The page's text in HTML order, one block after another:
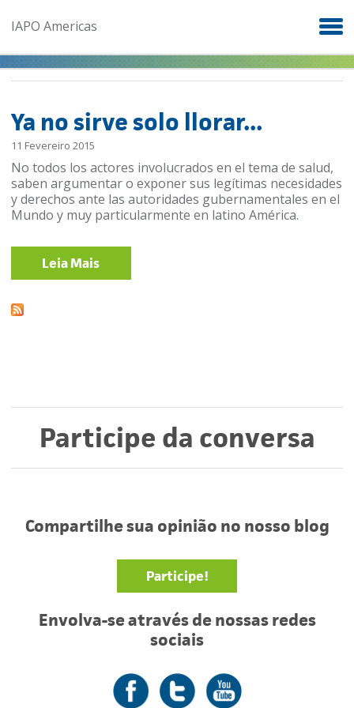
IAPO Americas
Ya no sirve solo llorar...
11 Fevereiro 2015
No todos los actores involucrados en el tema de salud,
saben argumentar o exponer sus legítimas necesidades
y derechos ante las autoridades gubernamentales en el
Mundo y muy particularmente en latino América.
Leia Mais
Participe da conversa
Compartilhe sua opinião no nosso blog
Participe!
Envolva-se através de nossas redes
sociais
FacebookTwitter YouTube